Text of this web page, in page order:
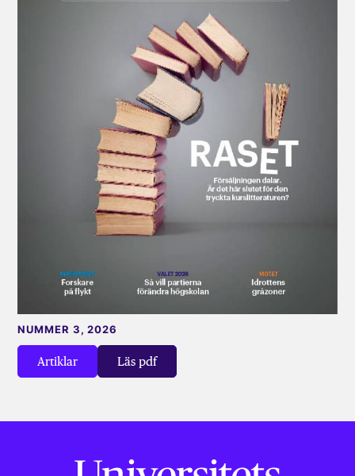
Artiklar Läs pdf
NUMMER 3, 2026